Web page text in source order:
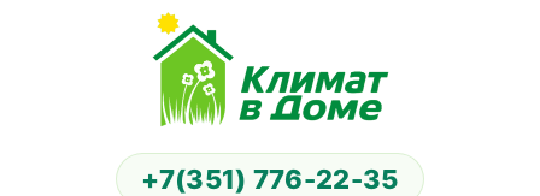
+7(351) 776-22-35